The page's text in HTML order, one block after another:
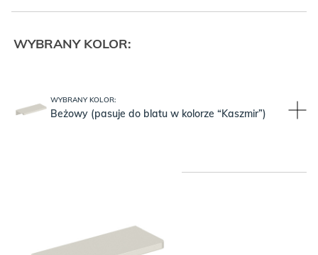
WYBRANY KOLOR:
WYBRANY KOLOR:
Beżowy (pasuje do blatu w kolorze “Kaszmir”)